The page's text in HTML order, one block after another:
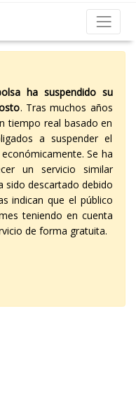
ha suspendido su
. Tras muchos años
tiempo real basado en
a suspender el
Se ha
un servicio similar
sido descartado debido
indican que el público
teniendo en cuenta
de forma gratuita.